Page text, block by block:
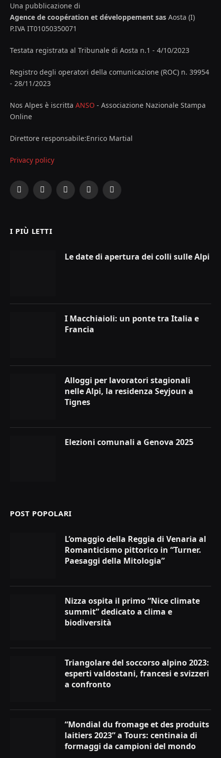
Una pubblicazione di
Agence de coopération et développement sas Aosta (I)
P.IVA IT01050350071
Testata registrata al Tribunale di Aosta n.1 - 4/10/2023
Registro degli operatori della comunicazione (ROC) n. 39954
- 28/11/2023
Nos Alpes è iscritta ANSO - Associazione Nazionale Stampa
Online
Direttore responsabile:Enrico Martial
Privacy policy
Facebook
X
InstagramYouTubeLinkedIn
I PIÙ LETTI
Le date di apertura dei colli sulle Alpi
I Macchiaioli: un ponte tra Italia e
Francia
Alloggi per lavoratori stagionali
nelle Alpi, la residenza Seyjoun a
Tignes
Elezioni comunali a Genova 2025
POST POPOLARI
L’omaggio della Reggia di Venaria al
Romanticismo pittorico in “Turner.
Paesaggi della Mitologia”
Nizza ospita il primo “Nice climate
summit” dedicato a clima e
biodiversità
Triangolare del soccorso alpino 2023:
esperti valdostani, francesi e svizzeri
a confronto
“Mondial du fromage et des produits
laitiers 2023” a Tours: centinaia di
formaggi da campioni del mondo